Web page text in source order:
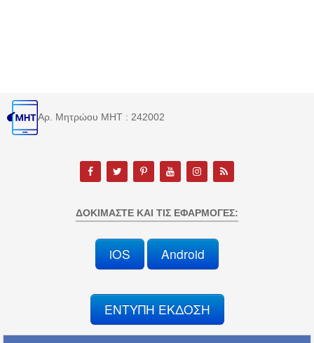
Αρ. Μητρώου MHT : 242002
ΔΟΚΙΜΆΣΤΕ ΚΑΙ ΤΙΣ ΕΦΑΡΜΟΓΈΣ:
iOS Android
ΕΝΤΥΠΗ ΕΚΔΟΣΗ